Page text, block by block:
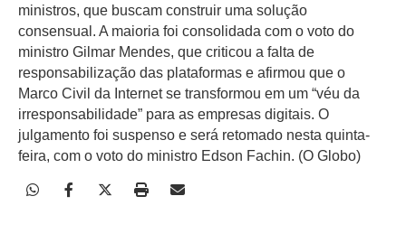
ministros, que buscam construir uma solução
consensual. A maioria foi consolidada com o voto do
ministro Gilmar Mendes, que criticou a falta de
responsabilização das plataformas e afirmou que o
Marco Civil da Internet se transformou em um “véu da
irresponsabilidade” para as empresas digitais. O
julgamento foi suspenso e será retomado nesta quinta-
feira, com o voto do ministro Edson Fachin. (O Globo)